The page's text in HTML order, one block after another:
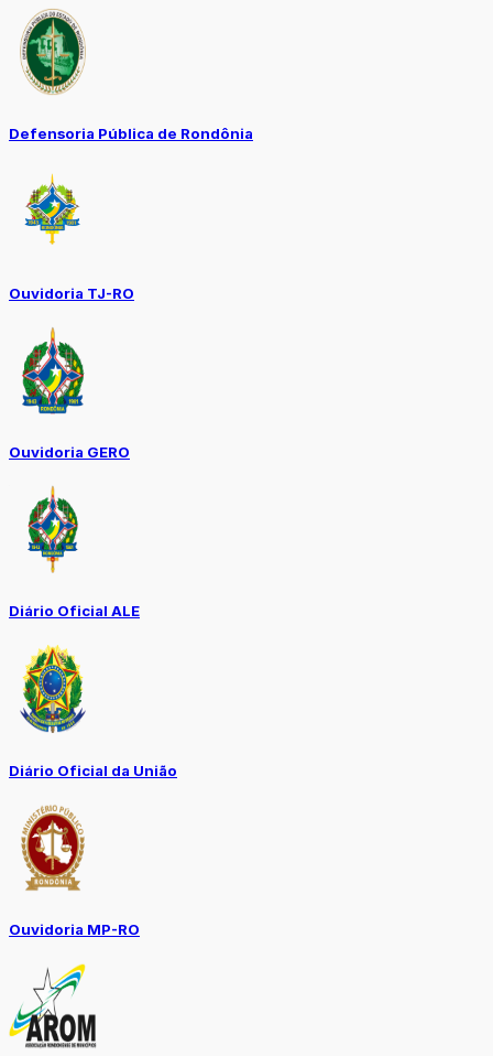
Defensoria Pública de Rondônia
Ouvidoria TJ-RO
Ouvidoria GERO
Diário Oficial ALE
Diário Oficial da União
Ouvidoria MP-RO